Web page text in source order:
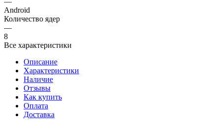
Android
Количество ядер
—
8
Все характеристики
Описание
Характеристики
Наличие
Отзывы
Как купить
Оплата
Доставка